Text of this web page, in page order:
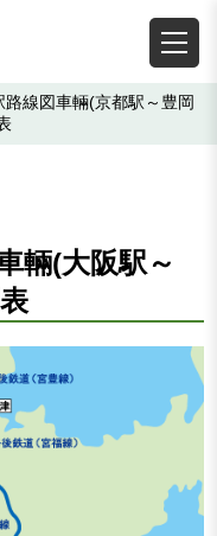
線図車輛(京都駅～豊岡
輛(大阪駅～